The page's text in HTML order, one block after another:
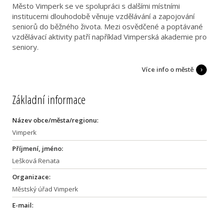
Město Vimperk se ve spolupráci s dalšími místními
institucemi dlouhodobě věnuje vzdělávání a zapojování
seniorů do běžného života. Mezi osvědčené a poptávané
vzdělávací aktivity patří například Vimperská akademie pro
seniory.
Více info o městě
Základní informace
Název obce/města/regionu:
Vimperk
Příjmení, jméno:
Lešková Renata
Organizace:
Městský úřad Vimperk
E-mail: